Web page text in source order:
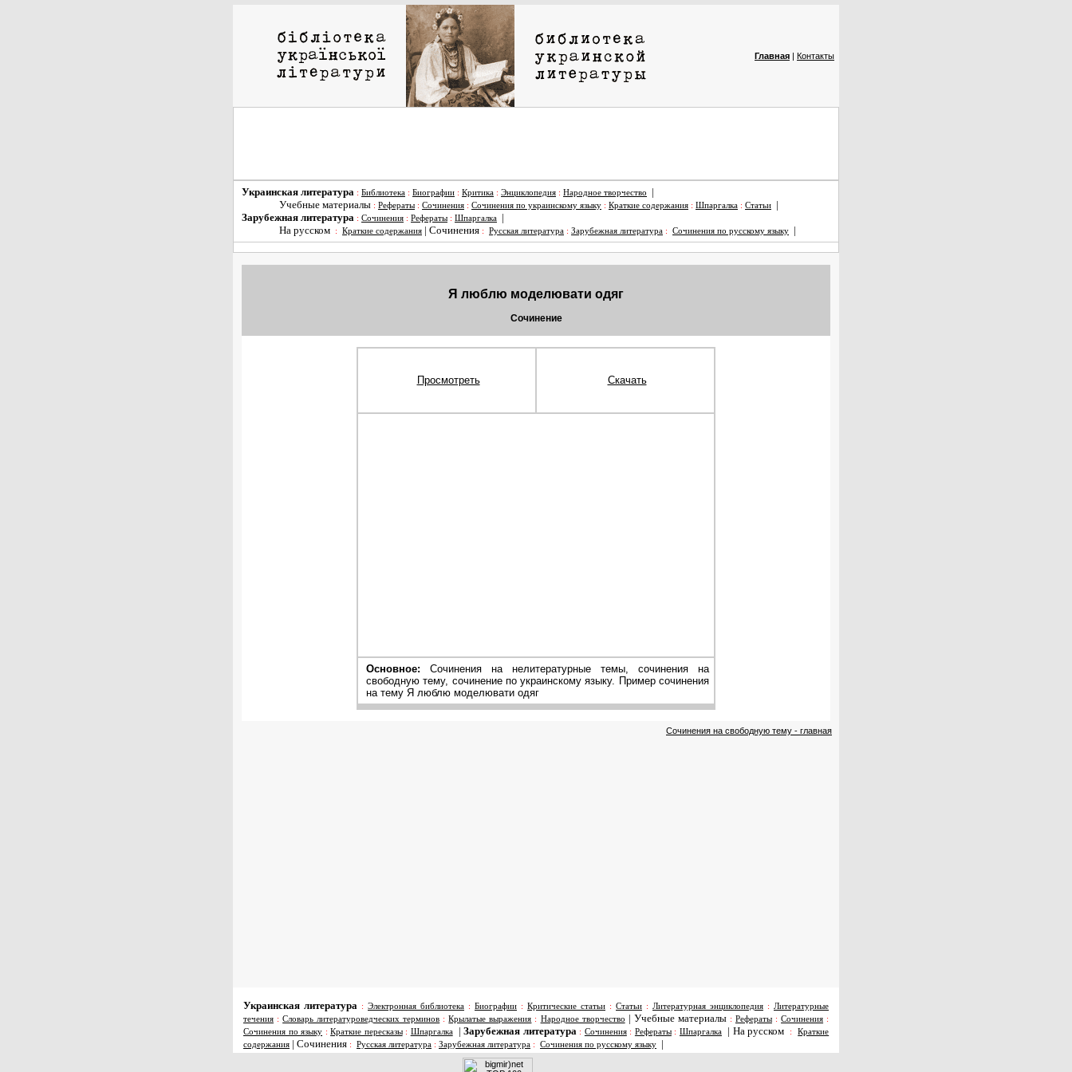
Главная | Контакты
Украинская литература : Библиотека : Биографии : Критика : Энциклопедия : Народное творчество
|
Учебные материалы : Рефераты : Сочинения : Сочинения по украинскому языку : Краткие содержания : Шпаргалка : Статьи
|
Зарубежная литература : Сочинения : Рефераты : Шпаргалка
|
На русском
: Краткие содержания | Сочинения : Русская литература : Зарубежная литература : Сочинения по русскому языку |
Я люблю моделювати одяг
Сочинение
Просмотреть Скачать
Основное: Сочинения на нелитературные темы, сочинения на
свободную тему, сочинение по украинскому языку. Пример сочинения
на тему Я люблю моделювати одяг
Сочинения на свободную тему - главная
Украинская литература : Электронная библиотека : Биографии : Критические статьи : Статьи : Литературная энциклопедия : Литературные
течения :Словарь литературоведческих терминов :Крылатые выражения : Народное творчество | Учебные материалы : Рефераты:Сочинения :
Сочинения по языку :Краткие пересказы: Шпаргалка | Зарубежная литература : Сочинения: Рефераты: Шпаргалка | На русском :Краткие
содержания | Сочинения : Русская литература : Зарубежная литература : Сочинения по русскому языку |